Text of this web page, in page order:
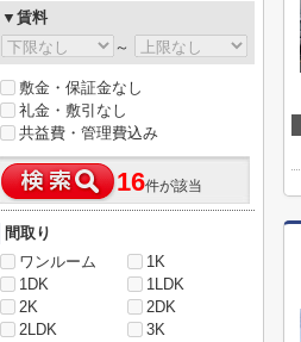
▼賃料
～
敷金・保証金なし
礼金・敷引なし
共益費・管理費込み
16件が該当
間取り
ワンルーム
1K
1DK
1LDK
2K
2DK
2LDK
3K